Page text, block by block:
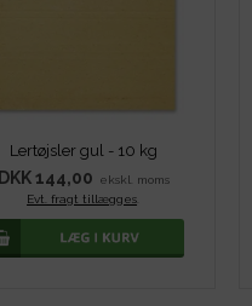
Lertøjsler gul - 10 kg
DKK 144,00
ekskl. moms
Evt. fragt tillægges